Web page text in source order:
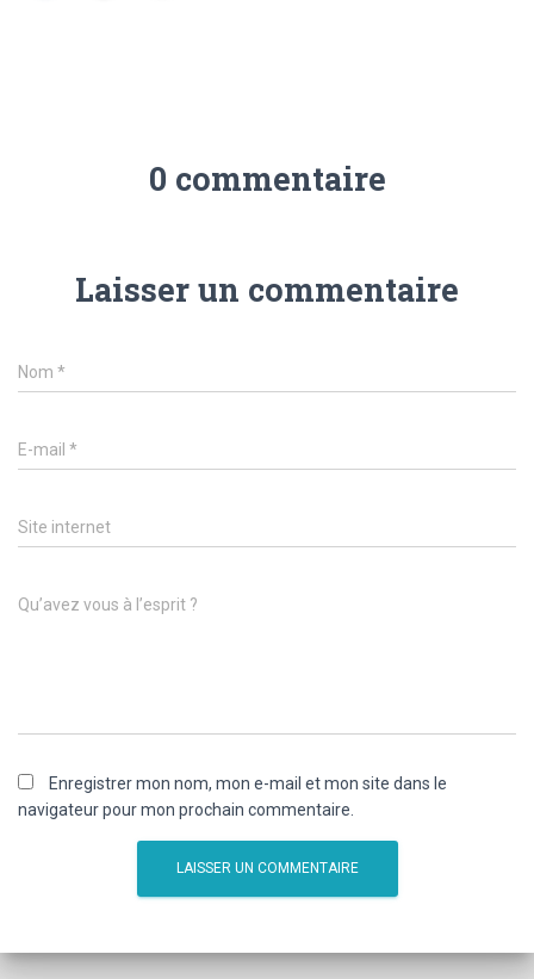
0 commentaire
Laisser un commentaire
Nom *
E-mail *
Site internet
Qu’avez vous à l’esprit ?
Enregistrer mon nom, mon e-mail et mon site dans le
navigateur pour mon prochain commentaire.